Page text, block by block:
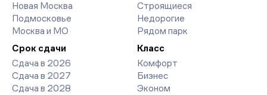
Новая Москва
Подмосковье
Москва и МО
Строящиеся
Недорогие
Рядом парк
Срок сдачи
Сдача в 2026
Сдача в 2027
Сдача в 2028
Класс
Комфорт
Бизнес
Эконом